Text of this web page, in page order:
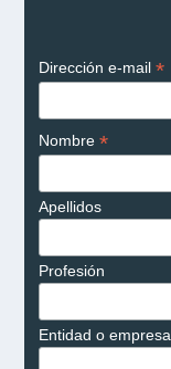
Dirección e-mail *
Nombre *
Apellidos
Profesión
Entidad o empresa